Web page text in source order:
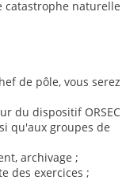
catastrophe naturelle
de pôle, vous serez
du dispositif ORSEC
qu'aux groupes de
archivage ;
des exercices ;